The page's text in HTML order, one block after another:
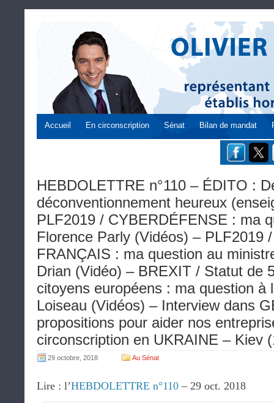
Accueil En circonscription Sénat Bilan de mandat
HEBDOLETTRE n°110 – ÉDITO :
déconventionnement heureux
PLF2019 / CYBERDÉFENSE : ma
Florence Parly (Vidéos) – PLF2019
FRANÇAIS : ma question au
Drian (Vidéo) – BREXIT / Statut de
citoyens européens : ma question à
Loiseau (Vidéos) – Interview dans
propositions pour aider nos
circonscription en UKRAINE – Kiev
29 octobre, 2018 Au Sénat
Lire : l’HEBDOLETTRE n°110 – 29 oct. 2018